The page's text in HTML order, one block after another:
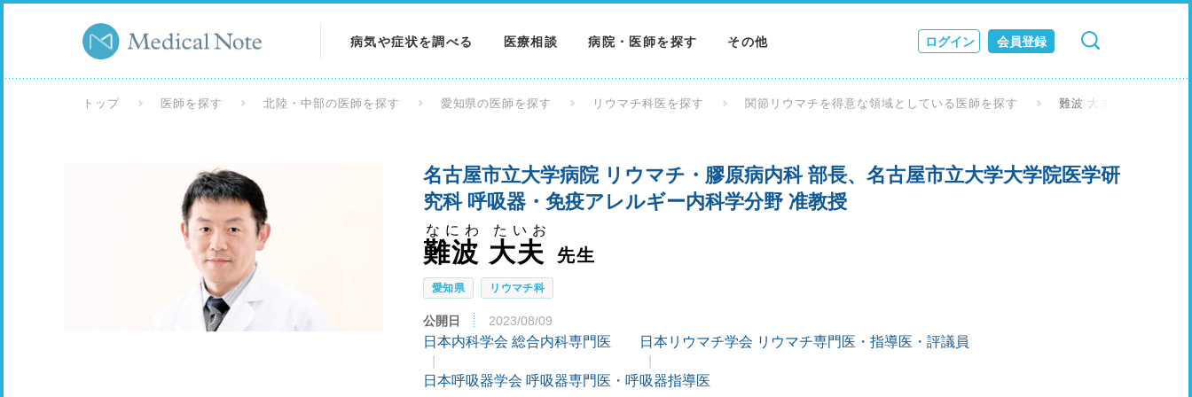
病気や症状を調べる
検査を調べる
医療相談 病院・医師を探す その他 ログイン 会員登録
検索 キャンセル
トップ 医師を探す 北陸・中部の医師を探す 愛知県の医師を探す リウマチ科医を探す 関節リウマチを得意な領域としている医師を探す 難波 大夫 先生
名古屋市立大学病院 リウマチ・膠原病内科 部長、名古屋市立大学大学院医学研
究科 呼吸器・免疫アレルギー内科学分野 准教授
難波 大夫
なにわ たいお
先生
愛知県 リウマチ科
公開日 2023/08/09
日本内科学会 総合内科専門医 日本リウマチ学会 リウマチ専門医・指導医・評議員
日本呼吸器学会 呼吸器専門医・呼吸器指導医